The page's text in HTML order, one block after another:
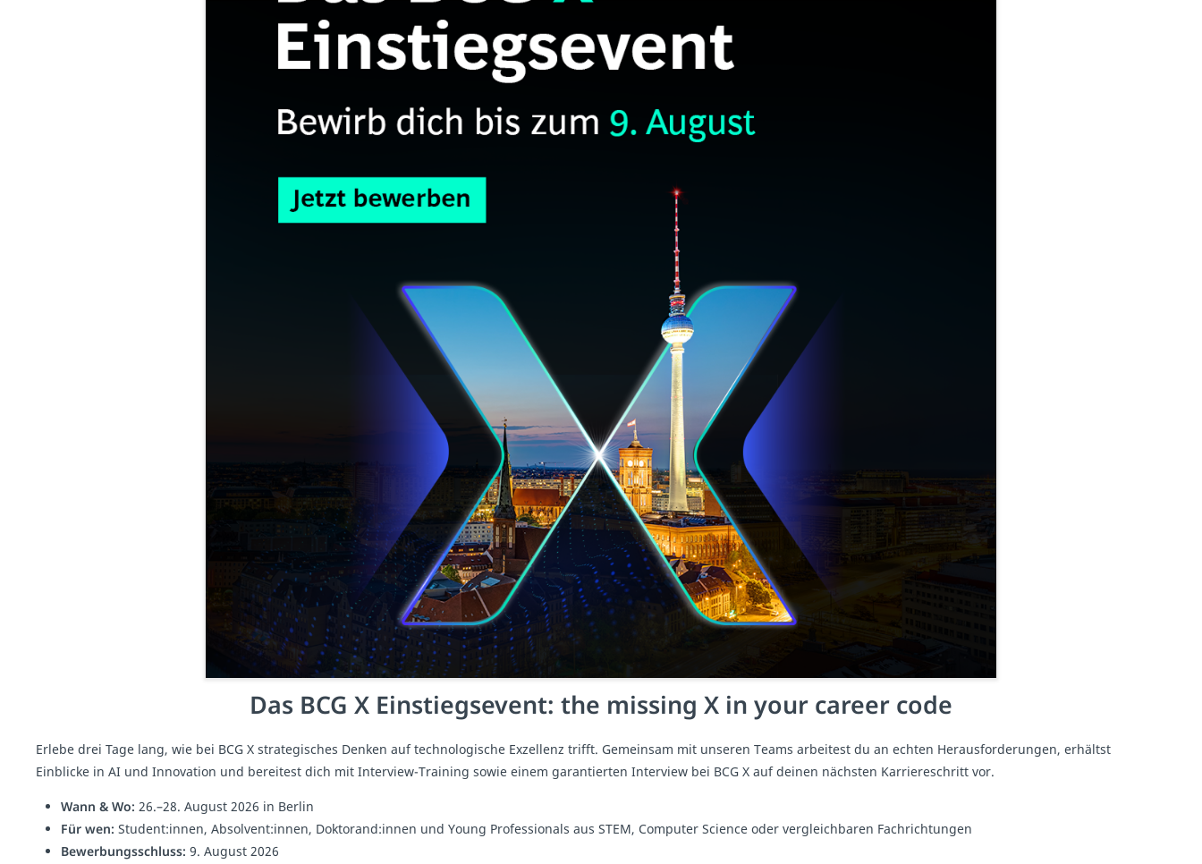
Das BCG X Einstiegsevent: the missing X in your career code
Erlebe drei Tage lang, wie bei BCG X strategisches Denken auf technologische Exzellenz trifft. Gemeinsam mit unseren Teams arbeitest du an echten Herausforderungen, erhältst
Einblicke in AI und Innovation und bereitest dich mit Interview-Training sowie einem garantierten Interview bei BCG X auf deinen nächsten Karriereschritt vor.
Wann & Wo: 26.–28. August 2026 in Berlin
Für wen: Student:innen, Absolvent:innen, Doktorand:innen und Young Professionals aus STEM, Computer Science oder vergleichbaren Fachrichtungen
Bewerbungsschluss: 9. August 2026